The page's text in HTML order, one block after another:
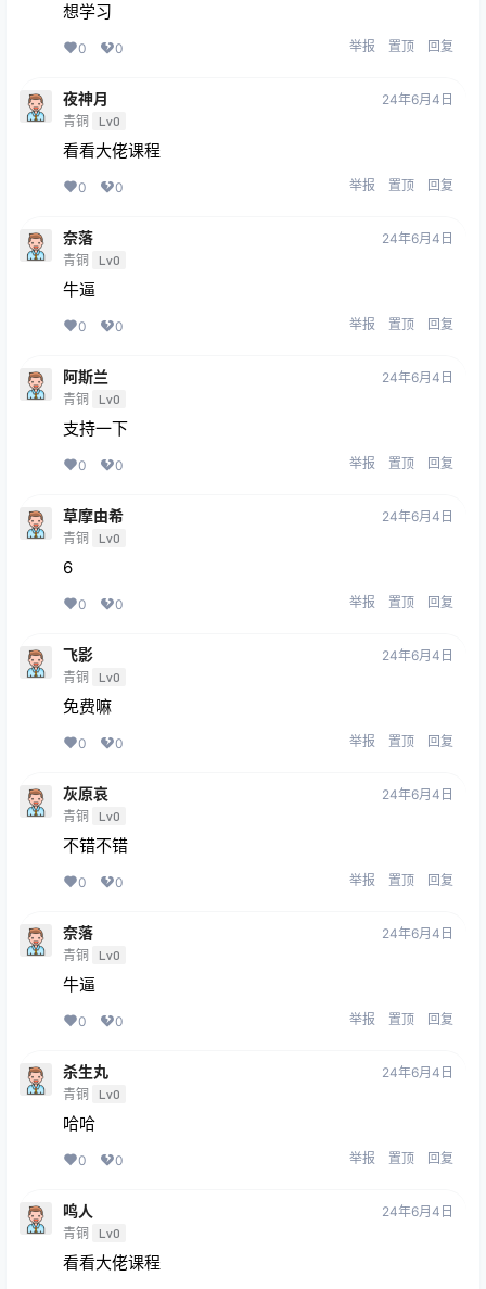
想学习
0 0 举报 置顶 回复
夜神月
青铜 Lv0
24年6月4日
看看大佬课程
0 0 举报 置顶 回复
奈落
青铜 Lv0
24年6月4日
牛逼
0 0 举报 置顶 回复
阿斯兰
青铜 Lv0
24年6月4日
支持一下
0 0 举报 置顶 回复
草摩由希
青铜 Lv0
24年6月4日
6
0 0 举报 置顶 回复
飞影
青铜 Lv0
24年6月4日
免费嘛
0 0 举报 置顶 回复
灰原哀
青铜 Lv0
24年6月4日
不错不错
0 0 举报 置顶 回复
奈落
青铜 Lv0
24年6月4日
牛逼
0 0 举报 置顶 回复
杀生丸
青铜 Lv0
24年6月4日
哈哈
0 0 举报 置顶 回复
鸣人
青铜 Lv0
24年6月4日
看看大佬课程